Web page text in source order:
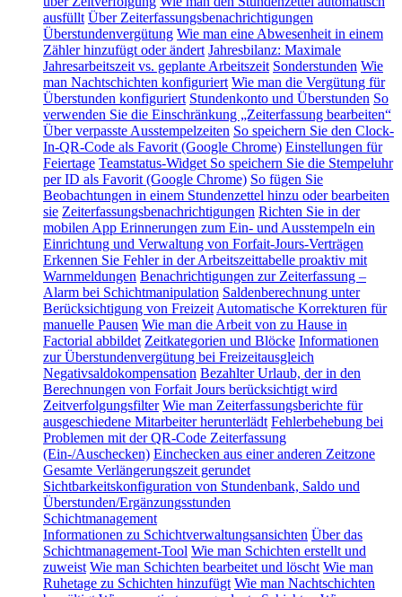
ausfüllt Über Zeiterfassungsbenachrichtigungen
Überstundenvergütung Wie man eine Abwesenheit in einem
Zähler hinzufügt oder ändert Jahresbilanz: Maximale
Jahresarbeitszeit vs. geplante Arbeitszeit Sonderstunden Wie
man Nachtschichten konfiguriert Wie man die Vergütung für
Überstunden konfiguriert Stundenkonto und Überstunden So
verwenden Sie die Einschränkung „Zeiterfassung bearbeiten“
Über verpasste Ausstempelzeiten So speichern Sie den Clock-
In-QR-Code als Favorit (Google Chrome) Einstellungen für
Feiertage Teamstatus-Widget So speichern Sie die Stempeluhr
per ID als Favorit (Google Chrome) So fügen Sie
Beobachtungen in einem Stundenzettel hinzu oder bearbeiten
sie Zeiterfassungsbenachrichtigungen Richten Sie in der
mobilen App Erinnerungen zum Ein- und Ausstempeln ein
Einrichtung und Verwaltung von Forfait-Jours-Verträgen
Erkennen Sie Fehler in der Arbeitszeittabelle proaktiv mit
Warnmeldungen Benachrichtigungen zur Zeiterfassung –
Alarm bei Schichtmanipulation Saldenberechnung unter
Berücksichtigung von Freizeit Automatische Korrekturen für
manuelle Pausen Wie man die Arbeit von zu Hause in
Factorial abbildet Zeitkategorien und Blöcke Informationen
zur Überstundenvergütung bei Freizeitausgleich
Negativsaldokompensation Bezahlter Urlaub, der in den
Berechnungen von Forfait Jours berücksichtigt wird
Zeitverfolgungsfilter Wie man Zeiterfassungsberichte für
ausgeschiedene Mitarbeiter herunterlädt Fehlerbehebung bei
Problemen mit der QR-Code Zeiterfassung
(Ein-/Auschecken) Einchecken aus einer anderen Zeitzone
Gesamte Verlängerungszeit gerundet
Sichtbarkeitskonfiguration von Stundenbank, Saldo und
Überstunden/Ergänzungsstunden
Schichtmanagement
Informationen zu Schichtverwaltungsansichten Über das
Schichtmanagement-Tool Wie man Schichten erstellt und
zuweist Wie man Schichten bearbeitet und löscht Wie man
Ruhetage zu Schichten hinzufügt Wie man Nachtschichten